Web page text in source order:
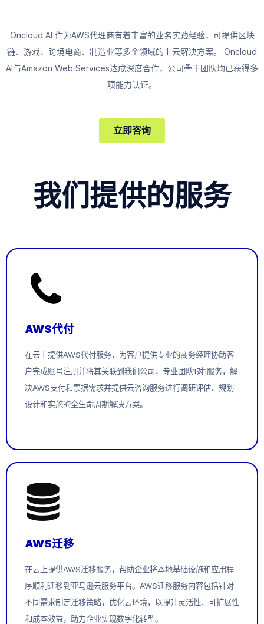
Oncloud AI 作为AWS代理商有着丰富的业务实践经验，可提供区块
链、游戏、跨境电商、制造业等多个领域的上云解决方案。 Oncloud
AI与Amazon Web Services达成深度合作，公司骨干团队均已获得多
项能力认证。
立即咨询
我们提供的服务
AWS代付
在云上提供AWS代付服务，为客户提供专业的商务经理协助客
户完成账号注册并将其关联到我们公司，专业团队1对1服务，解
决AWS支付和票据需求并提供云咨询服务进行调研评估、规划
设计和实施的全生命周期解决方案。
AWS迁移
在云上提供AWS迁移服务，帮助企业将本地基础设施和应用程
序顺利迁移到亚马逊云服务平台。AWS迁移服务内容包括针对
不同需求制定迁移策略，优化云环境，以提升灵活性、可扩展性
和成本效益，助力企业实现数字化转型。